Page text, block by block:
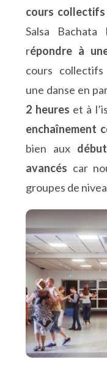
cours collectifs
Salsa Bachata
répondre à
cours
une danse en
2 heures et à
enchaînement
bien aux
avancés car
groupes de